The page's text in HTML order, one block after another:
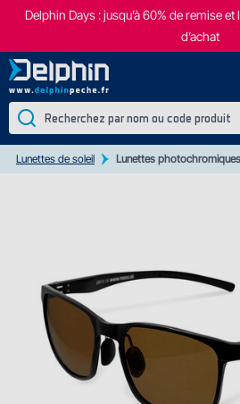
Delphin Days : jusqu’à 60% de remise
d’achat
Lunettes de soleil Lunettes